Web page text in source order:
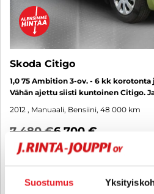
Suostumus
Skoda Citigo
1,0 75 Ambition 3-ov. - 6 kk
Vähän ajettu siisti kuntoinen Citigo.
2012 , Manuaali, Bensiini, 48 000 km
7 480 €6 700 €
alk. 116 € / kk
KATSO TIEDOT